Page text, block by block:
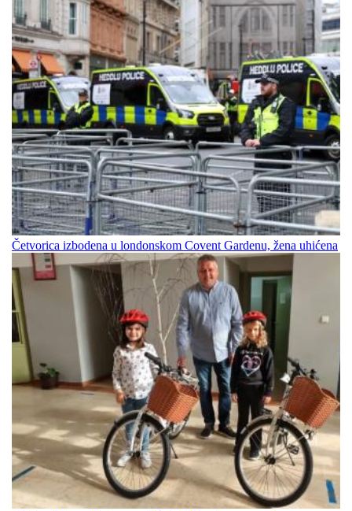
Četvorica izbodena u londonskom Covent Gardenu, žena uhićena